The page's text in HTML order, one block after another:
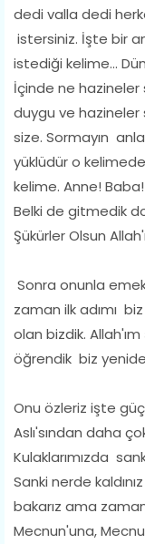
dedi valla dedi
istersiniz. İşte bir
istediği kelime...
İçinde ne hazineler
duygu ve
size. Sormayın
yüklüdür o
kelime. Anne!
Belki de gitmedik
Şükürler Olsun
Sonra onunla
zaman ilk adımı
olan bizdik.
öğrendik biz
Onu özleriz işte
Aslı'sından daha
Kulaklarımızda
Sanki nerde
bakarız ama
Mecnun'una,